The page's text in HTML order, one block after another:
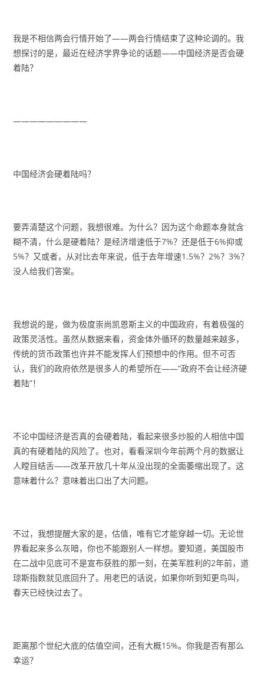
我是不相信两会行情开始了——两会行情结束了这种论调的。我
想探讨的是，最近在经济学界争论的话题——中国经济是否会硬
着陆？
—————————
中国经济会硬着陆吗？
要弄清楚这个问题，我想很难。为什么？因为这个命题本身就含
糊不清，什么是硬着陆？是经济增速低于7%？还是低于6%抑或
5%？又或者，从对比去年来说，低于去年增速1.5%？2%？3%？
没人给我们答案。
我想说的是，做为极度崇尚凯恩斯主义的中国政府，有着极强的
政策灵活性。虽然从数据来看，资金体外循环的数量越来越多，
传统的货币政策也许并不能发挥人们预想中的作用。但不可否
认，我们的政府依然是很多人的希望所在——“政府不会让经济硬
着陆”！
不论中国经济是否真的会硬着陆，看起来很多炒股的人相信中国
真的有硬着陆的风险了。也对，看看深圳今年前两个月的数据让
人瞠目结舌——改革开放几十年从没出现的全面萎缩出现了。这
意味着什么？意味着出口出了大问题。
不过，我想提醒大家的是，估值，唯有它才能穿越一切。无论世
界看起来多么灰暗，你也不能跟别人一样想。要知道，美国股市
在二战中见底可不是宣布获胜的那一刻，在美军胜利的2年前，道
琼斯指数就见底回升了。用老巴的话说，如果你听到知更鸟叫，
春天已经快过去了。
距离那个世纪大底的估值空间，还有大概15%。你我是否有那么
幸运？